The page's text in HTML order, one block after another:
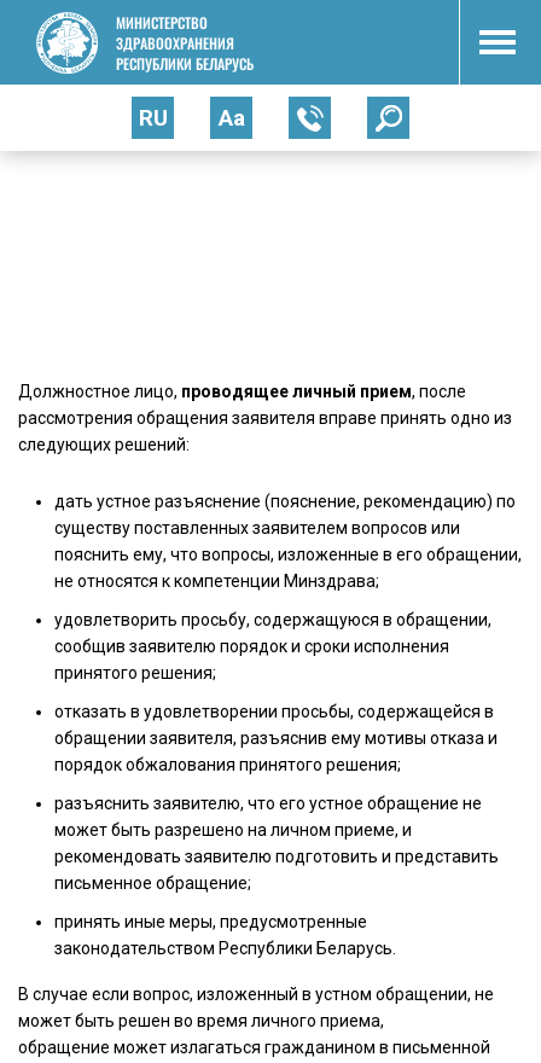
МИНИСТЕРСТВО
ЗДРАВООХРАНЕНИЯ
РЕСПУБЛИКИ БЕЛАРУСЬ
RU Аа
Должностное лицо, проводящее личный прием, после
рассмотрения обращения заявителя вправе принять одно из
следующих решений:
дать устное разъяснение (пояснение, рекомендацию) по
существу поставленных заявителем вопросов или
пояснить ему, что вопросы, изложенные в его обращении,
не относятся к компетенции Минздрава;
удовлетворить просьбу, содержащуюся в обращении,
сообщив заявителю порядок и сроки исполнения
принятого решения;
отказать в удовлетворении просьбы, содержащейся в
обращении заявителя, разъяснив ему мотивы отказа и
порядок обжалования принятого решения;
разъяснить заявителю, что его устное обращение не
может быть разрешено на личном приеме, и
рекомендовать заявителю подготовить и представить
письменное обращение;
принять иные меры, предусмотренные
законодательством Республики Беларусь.
В случае если вопрос, изложенный в устном обращении, не
может быть решен во время личного приема,
обращение может излагаться гражданином в письменной